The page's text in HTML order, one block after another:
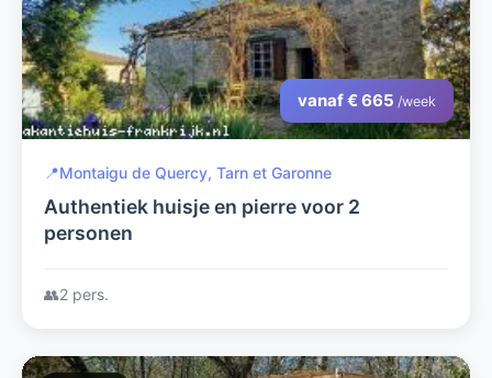
vanaf € 665 /week
📍Montaigu de Quercy, Tarn et Garonne
Authentiek huisje en pierre voor 2
personen
👥2 pers.